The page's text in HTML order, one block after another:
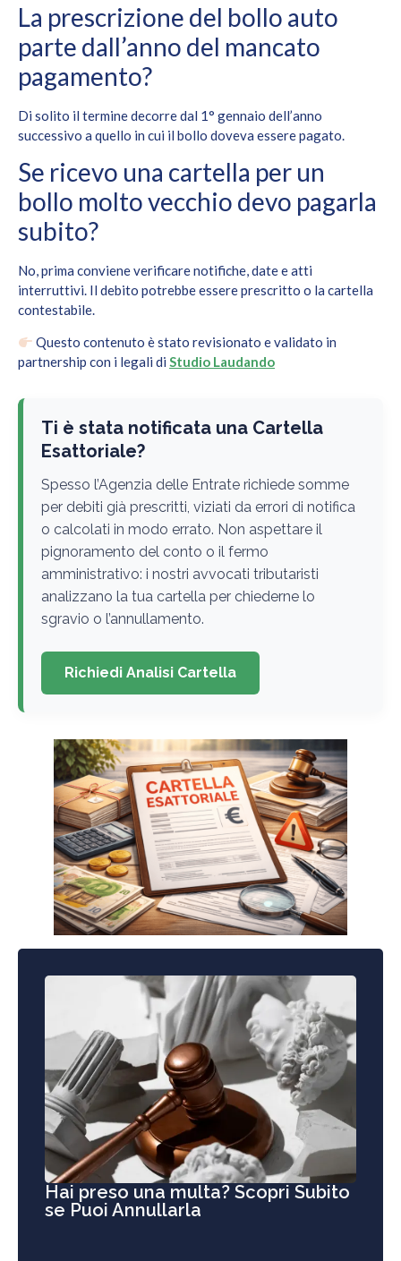
La prescrizione del bollo auto
parte dall’anno del mancato
pagamento?
Di solito il termine decorre dal 1° gennaio dell’anno
successivo a quello in cui il bollo doveva essere pagato.
Se ricevo una cartella per un
bollo molto vecchio devo pagarla
subito?
No, prima conviene verificare notifiche, date e atti
interruttivi. Il debito potrebbe essere prescritto o la cartella
contestabile.
Questo contenuto è stato revisionato e validato in
partnership con i legali di Studio Laudando
Ti è stata notificata una Cartella
Esattoriale?
Spesso l’Agenzia delle Entrate richiede somme
per debiti già prescritti, viziati da errori di notifica
o calcolati in modo errato. Non aspettare il
pignoramento del conto o il fermo
amministrativo: i nostri avvocati tributaristi
analizzano la tua cartella per chiederne lo
sgravio o l’annullamento.
Richiedi Analisi Cartella
Hai preso una multa? Scopri Subito
se Puoi Annullarla